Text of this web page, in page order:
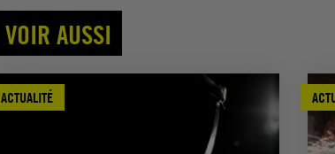
VOIR AUSSI
ACTUALITÉ